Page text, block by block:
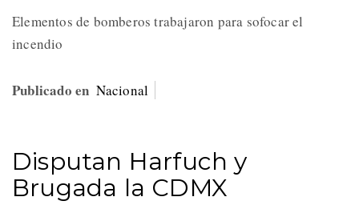
Elementos de bomberos trabajaron para sofocar el
incendio
Publicado en Nacional
Disputan Harfuch y
Brugada la CDMX